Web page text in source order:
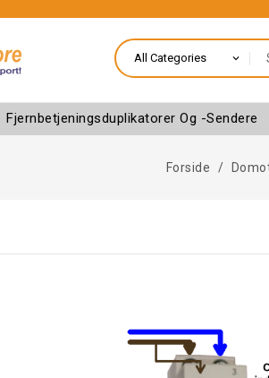
Fjernbetjeningsduplikatorer Og -sendere
Forside